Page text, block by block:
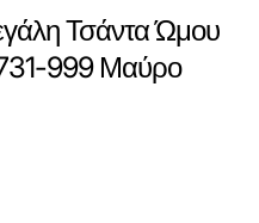
Τσάντα Ώμου
999 Μαύρο